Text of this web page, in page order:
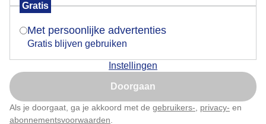
Gratis
Met persoonlijke advertenties
Gratis blijven gebruiken
Instellingen
Doorgaan
Als je doorgaat, ga je akkoord met de gebruikers- privacy- en
abonnementsvoorwaarden
Heemskerk vandaag in de zon
Door: Jos Hendriks Gemaakt: 13-12-2025, 82x bekeken
Kasteel Herfst Zon
Is goed, toon de popup
Nu niet, misschien later
Klik hierom dit aan te passen